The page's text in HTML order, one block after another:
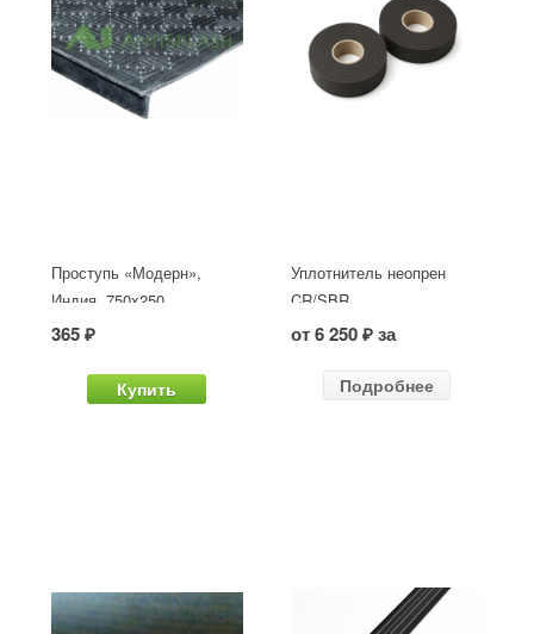
Проступь «Модерн»,
Индия, 750x250
365 ₽
Купить
Уплотнитель неопрен
CR/SBR
от 6 250 ₽ за
Подробнее